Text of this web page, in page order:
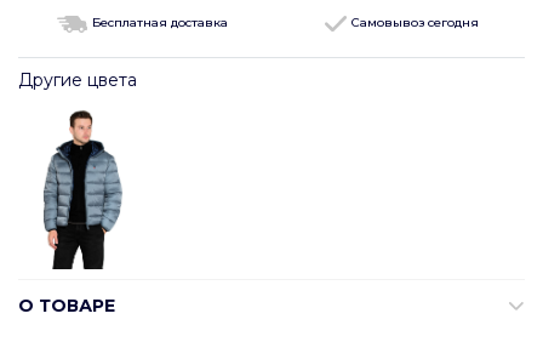
Бесплатная доставка Самовывоз сегодня
Другие цвета
О ТОВАРЕ